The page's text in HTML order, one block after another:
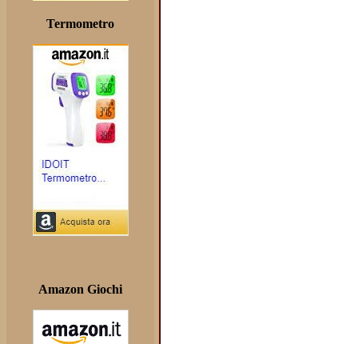
Termometro
Amazon Giochi